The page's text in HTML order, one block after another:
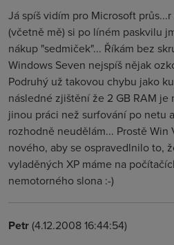
Já spíš vidím pro Microsoft
(včetně mě) si po líném paskvilu
nákup "sedmiček"... Říkám bez
Windows Seven nejspíš nějak
Podruhý už takovou chybu jako
následné zjištění že 2 GB RAM
jinou práci než surfování po netu
rozhodně neudělám... Prostě
nového, aby se ospravedlnilo to,
vyladěných XP máme na
nemotorného slona :-)
Petr(4.12.2008 16:44:54)